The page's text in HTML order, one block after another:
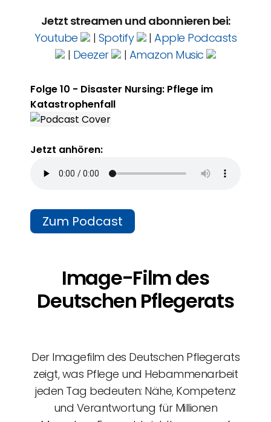
Jetzt streamen und abonnieren bei:
Youtube
| Spotify | Apple Podcasts
| Deezer | Amazon Music
Folge 10 - Disaster Nursing: Pflege im
Katastrophenfall
Jetzt anhören:
Zum Podcast
Image-Film des
Deutschen Pflegerats
Der Imagefilm des Deutschen Pflegerats
zeigt, was Pflege und Hebammenarbeit
jeden Tag bedeuten: Nähe, Kompetenz
und Verantwortung für Millionen